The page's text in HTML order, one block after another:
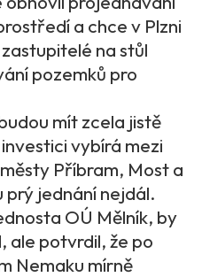
a chce v Plzni
na stůl
pozemků pro
mít zcela jistě
vybírá mezi
Příbram, Most a
prý jednání nejdál.
OÚ Mělník, by
ale potvrdil, že po
Nemaku mírně